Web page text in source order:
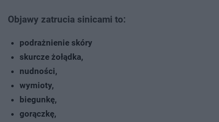
Objawy zatrucia sinicami to:
podrażnienie skóry
skurcze żołądka,
nudności,
wymioty,
biegunkę,
gorączkę,